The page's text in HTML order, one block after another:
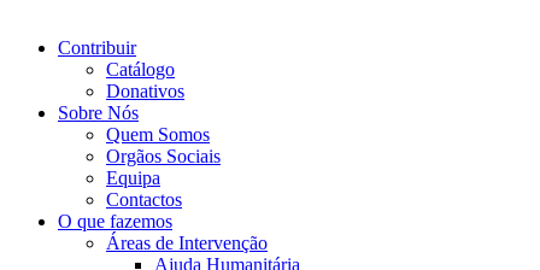
Contribuir
Catálogo
Donativos
Sobre Nós
Quem Somos
Orgãos Sociais
Equipa
Contactos
O que fazemos
Áreas de Intervenção
Ajuda Humanitária